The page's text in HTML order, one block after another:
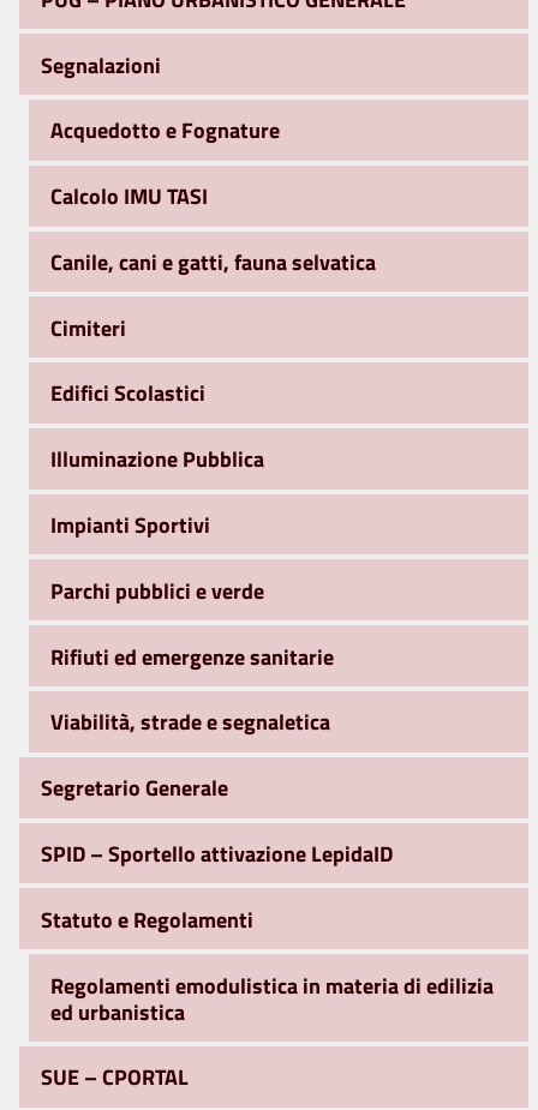
Segnalazioni
Acquedotto e Fognature
Calcolo IMU TASI
Canile, cani e gatti, fauna selvatica
Cimiteri
Edifici Scolastici
Illuminazione Pubblica
Impianti Sportivi
Parchi pubblici e verde
Rifiuti ed emergenze sanitarie
Viabilità, strade e segnaletica
Segretario Generale
SPID – Sportello attivazione LepidaID
Statuto e Regolamenti
Regolamenti emodulistica in materia di edilizia
ed urbanistica
SUE – CPORTAL